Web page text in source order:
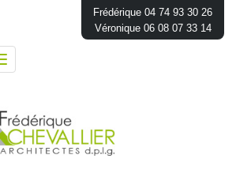
Frédérique 04 74 93 30 26
Véronique 06 08 07 33 14